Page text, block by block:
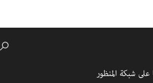
على شبكة المنظور